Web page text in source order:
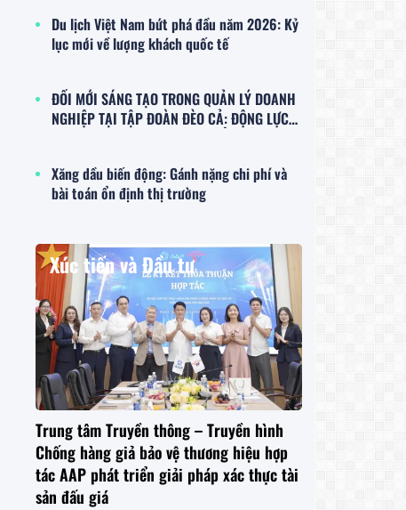
Du lịch Việt Nam bứt phá đầu năm 2026: Kỷ
lục mới về lượng khách quốc tế
ĐỔI MỚI SÁNG TẠO TRONG QUẢN LÝ DOANH
NGHIỆP TẠI TẬP ĐOÀN ĐÈO CẢ: ĐỘNG LỰC
Xăng dầu biến động: Gánh nặng chi phí và
bài toán ổn định thị trường
Xúc tiến và Đầu tư
Trung tâm Truyền thông – Truyền hình
Chống hàng giả bảo vệ thương hiệu hợp
tác AAP phát triển giải pháp xác thực tài
sản đấu giá